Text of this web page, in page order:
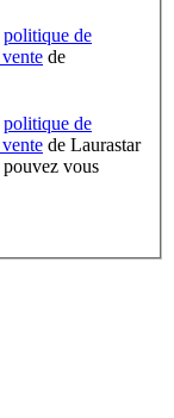
politique de
de
politique de
de Laurastar
vous